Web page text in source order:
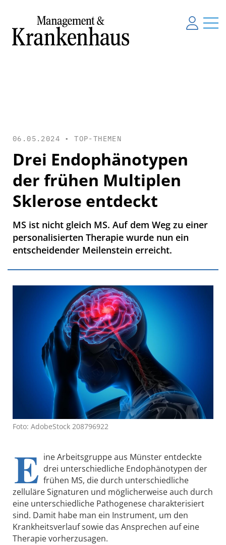
06.05.2024 •TOP-THEMEN
Drei Endophänotypen
der frühen Multiplen
Sklerose entdeckt
MS ist nicht gleich MS. Auf dem Weg zu einer
personalisierten Therapie wurde nun ein
entscheidender Meilenstein erreicht.
Foto: AdobeStock 208796922
E ine Arbeitsgruppe aus Münster entdeckte
drei unterschiedliche Endophänotypen der
frühen MS, die durch unterschiedliche
zelluläre Signaturen und möglicherweise auch durch
eine unterschiedliche Pathogenese charakterisiert
sind. Damit habe man ein Instrument, um den
Krankheitsverlauf sowie das Ansprechen auf eine
Therapie vorherzusagen.